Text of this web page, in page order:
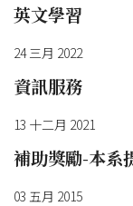
英文學習
24 三月 2022
資訊服務
13 十二月 2021
補助獎勵-本系
03 五月 2015